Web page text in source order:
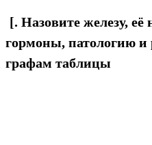
[. Назовите железу,
гормоны, патологию и
графам таблицы